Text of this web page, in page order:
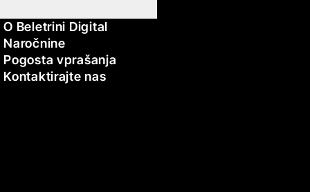
O Beletrini Digital
Naročnine
Pogosta vprašanja
Kontaktirajte nas